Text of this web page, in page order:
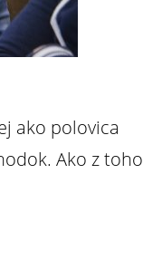
ako polovica
Ako z toho